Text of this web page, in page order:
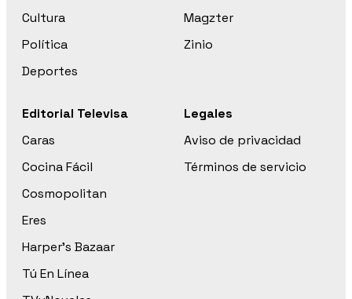
Cultura
Política
Deportes
Magzter
Zinio
Editorial Televisa
Caras
Cocina Fácil
Cosmopolitan
Eres
Harper’s Bazaar
Tú En Línea
Legales
Aviso de privacidad
Términos de servicio